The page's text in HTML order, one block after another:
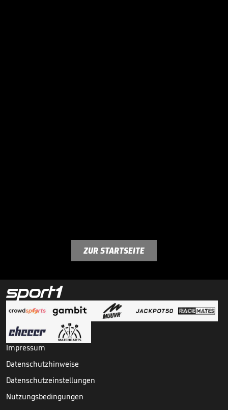
ZUR STARTSEITE
Impressum
Datenschutzhinweise
Datenschutzeinstellungen
Nutzungsbedingungen